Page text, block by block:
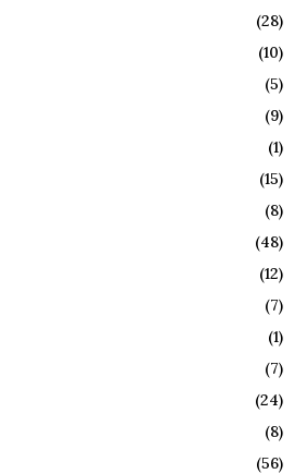
(28)
(10)
(5)
(9)
(1)
(15)
(8)
(48)
(12)
(7)
(1)
(7)
(24)
(8)
(56)